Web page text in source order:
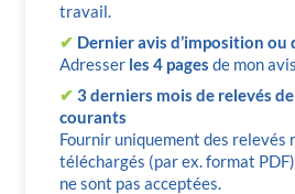
travail.
✔ Dernier avis d’imposition
Adresser les 4 pages de mon
✔ 3 derniers mois de relevés
courants
Fournir uniquement des relevés
téléchargés (par ex. format
ne sont pas acceptées.